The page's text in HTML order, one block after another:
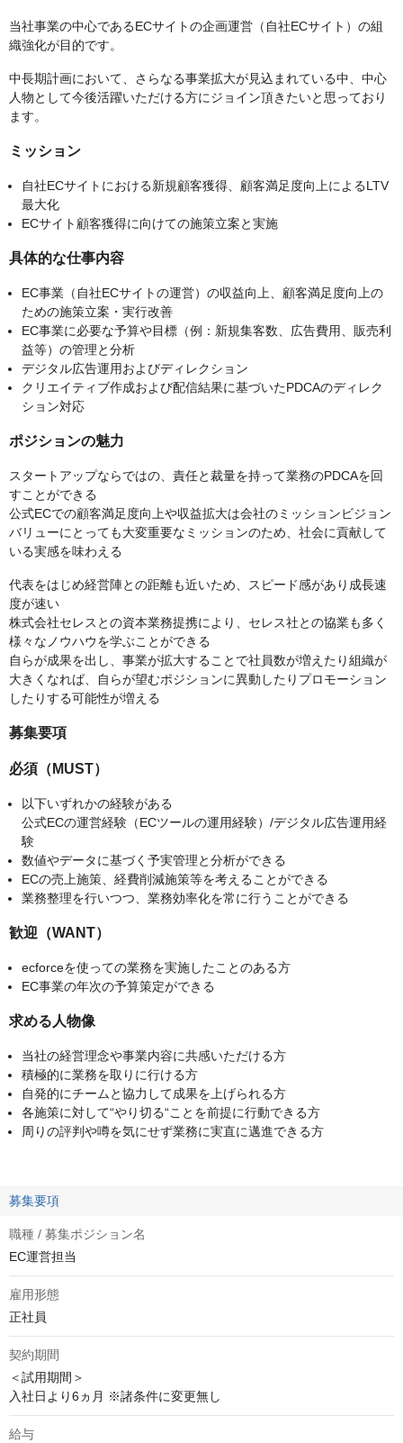
当社事業の中心であるECサイトの企画運営（自社ECサイト）の組
織強化が目的です。
中長期計画において、さらなる事業拡大が見込まれている中、中心
人物として今後活躍いただける方にジョイン頂きたいと思っており
ます。
ミッション
自社ECサイトにおける新規顧客獲得、顧客満足度向上によるLTV
最大化
ECサイト顧客獲得に向けての施策立案と実施
具体的な仕事内容
EC事業（自社ECサイトの運営）の収益向上、顧客満足度向上の
ための施策立案・実行改善
EC事業に必要な予算や目標（例：新規集客数、広告費用、販売利
益等）の管理と分析
デジタル広告運用およびディレクション
クリエイティブ作成および配信結果に基づいたPDCAのディレク
ション対応
ポジションの魅力
スタートアップならではの、責任と裁量を持って業務のPDCAを回
すことができる
公式ECでの顧客満足度向上や収益拡大は会社のミッションビジョン
バリューにとっても大変重要なミッションのため、社会に貢献して
いる実感を味わえる
代表をはじめ経営陣との距離も近いため、スピード感があり成長速
度が速い
株式会社セレスとの資本業務提携により、セレス社との協業も多く
様々なノウハウを学ぶことができる
自らが成果を出し、事業が拡大することで社員数が増えたり組織が
大きくなれば、自らが望むポジションに異動したりプロモーション
したりする可能性が増える
募集要項
必須（MUST）
以下いずれかの経験がある
公式ECの運営経験（ECツールの運用経験）/デジタル広告運用経
験
数値やデータに基づく予実管理と分析ができる
ECの売上施策、経費削減施策等を考えることができる
業務整理を行いつつ、業務効率化を常に行うことができる
歓迎（WANT）
ecforceを使っての業務を実施したことのある方
EC事業の年次の予算策定ができる
求める人物像
当社の経営理念や事業内容に共感いただける方
積極的に業務を取りに行ける方
自発的にチームと協力して成果を上げられる方
各施策に対して“やり切る“ことを前提に行動できる方
周りの評判や噂を気にせず業務に実直に邁進できる方
募集要項
職種 / 募集ポジション名
EC運営担当
雇用形態
正社員
契約期間
＜試用期間＞
入社日より6ヵ月 ※諸条件に変更無し
給与